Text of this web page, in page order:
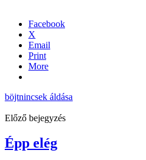
Facebook
X
Email
Print
More
böjtnincsek áldása
Előző bejegyzés
Épp elég